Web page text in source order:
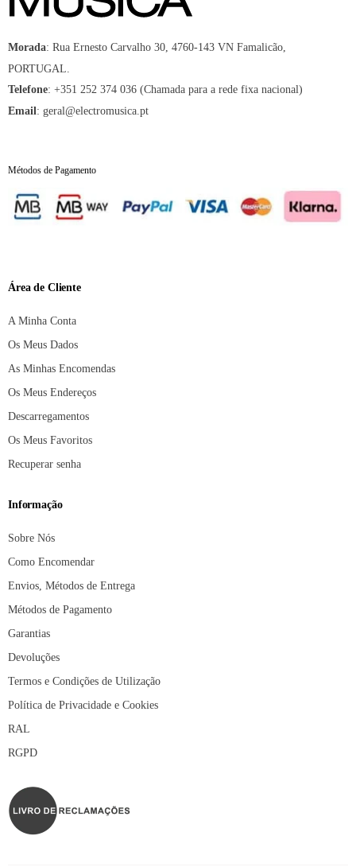
Morada: Rua Ernesto Carvalho 30, 4760-143 VN Famalicão,
PORTUGAL.
Telefone: +351 252 374 036 (Chamada para a rede fixa nacional)
Email : geral@electromusica.pt
Métodos de Pagamento
Área de Cliente
A Minha Conta
Os Meus Dados
As Minhas Encomendas
Os Meus Endereços
Descarregamentos
Os Meus Favoritos
Recuperar senha
Informação
Sobre Nós
Como Encomendar
Envios, Métodos de Entrega
Métodos de Pagamento
Garantias
Devoluções
Termos e Condições de Utilização
Política de Privacidade e Cookies
RAL
RGPD